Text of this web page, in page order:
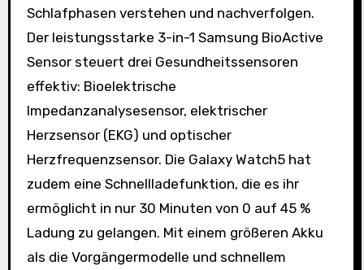
Schlafphasen verstehen und nachverfolgen.
Der leistungsstarke 3-in-1 Samsung BioActive
Sensor steuert drei Gesundheitssensoren
effektiv: Bioelektrische
Impedanzanalysesensor, elektrischer
Herzsensor (EKG) und optischer
Herzfrequenzsensor. Die Galaxy Watch5 hat
zudem eine Schnellladefunktion, die es ihr
ermöglicht in nur 30 Minuten von 0 auf 45 %
Ladung zu gelangen. Mit einem größeren Akku
als die Vorgängermodelle und schnellem